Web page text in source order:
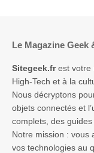
Le Magazine Geek
Sitegeek.frest votre
High-Tech et à la
Nous décryptons
objets connectés et
complets, des guides
Notre mission : vous
vos technologies au